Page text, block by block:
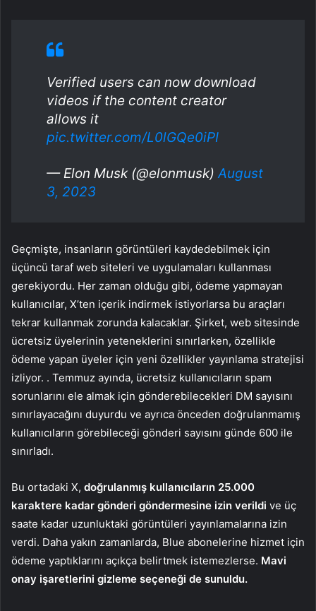
Verified users can now download
videos if the content creator
allows it
pic.twitter.com/L0lGQe0iPI
— Elon Musk (@elonmusk)August
3, 2023
Geçmişte, insanların görüntüleri kaydedebilmek için
üçüncü taraf web siteleri ve uygulamaları kullanması
gerekiyordu. Her zaman olduğu gibi, ödeme yapmayan
kullanıcılar, X’ten içerik indirmek istiyorlarsa bu araçları
tekrar kullanmak zorunda kalacaklar. Şirket, web sitesinde
ücretsiz üyelerinin yeteneklerini sınırlarken, özellikle
ödeme yapan üyeler için yeni özellikler yayınlama stratejisi
izliyor. . Temmuz ayında, ücretsiz kullanıcıların spam
sorunlarını ele almak için gönderebilecekleri DM sayısını
sınırlayacağını duyurdu ve ayrıca önceden doğrulanmamış
kullanıcıların görebileceği gönderi sayısını günde 600 ile
sınırladı.
Bu ortadaki X, doğrulanmış kullanıcıların 25.000
karaktere kadar gönderi göndermesine izin verildi ve üç
saate kadar uzunluktaki görüntüleri yayınlamalarına izin
verdi. Daha yakın zamanlarda, Blue abonelerine hizmet için
ödeme yaptıklarını açıkça belirtmek istemezlerse. Mavi
onay işaretlerini gizleme seçeneği de sunuldu.